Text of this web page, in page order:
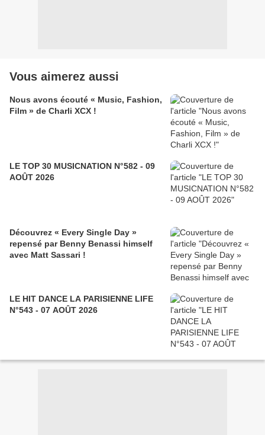
Vous aimerez aussi
Nous avons écouté « Music, Fashion,
Film » de Charli XCX !
LE TOP 30 MUSICNATION N°582 - 09
AOÛT 2026
Découvrez « Every Single Day »
repensé par Benny Benassi himself
avec Matt Sassari !
LE HIT DANCE LA PARISIENNE LIFE
N°543 - 07 AOÛT 2026